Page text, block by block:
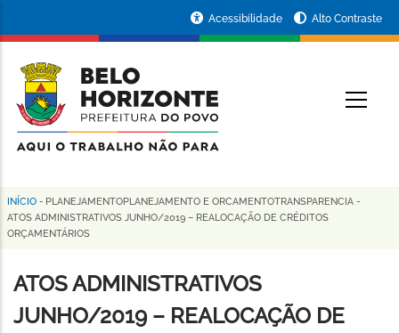
conteúdo
principal
da
Prefeitura
de
Horizonte
Acessibilidade Alto Contraste
Trilha
de
navegação
INÍCIO - PLANEJAMENTOPLANEJAMENTO E ORCAMENTOTRANSPARENCIA -
ATOS ADMINISTRATIVOS JUNHO/2019 – REALOCAÇÃO DE CRÉDITOS
ORÇAMENTÁRIOS
ATOS ADMINISTRATIVOS
JUNHO/2019 – REALOCAÇÃO DE